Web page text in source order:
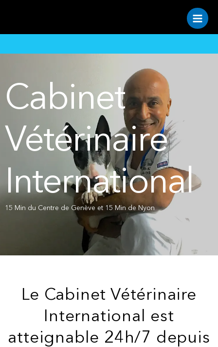
Cabinet
Vétérinaire
International
15 Min du Centre de Genève et 15 Min de Nyon
Le Cabinet Vétérinaire
International est
atteignable 24h/7 depuis